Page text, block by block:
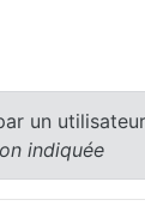
un utilisateur
indiquée